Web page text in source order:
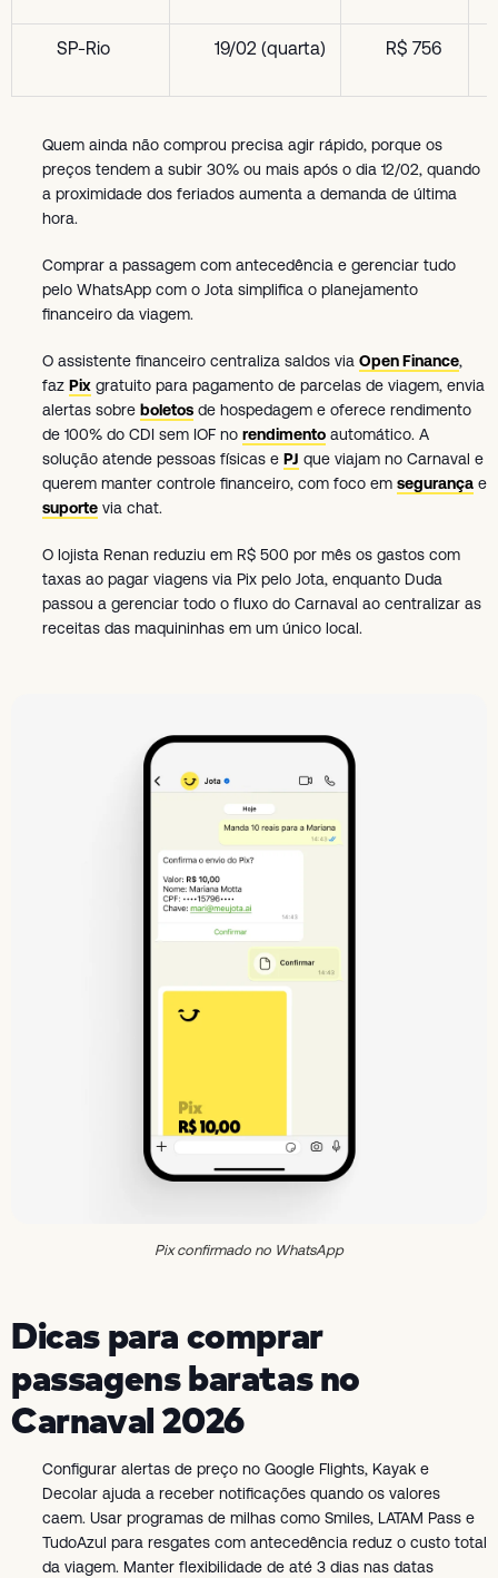
SP-Rio 19/02 (quarta) R$ 756
Quem ainda não comprou precisa agir rápido, porque os
preços tendem a subir 30% ou mais após o dia 12/02, quando
a proximidade dos feriados aumenta a demanda de última
hora.
Comprar a passagem com antecedência e gerenciar tudo
pelo WhatsApp com o Jota simplifica o planejamento
financeiro da viagem.
O assistente financeiro centraliza saldos via Open Finance,
faz Pix gratuito para pagamento de parcelas de viagem, envia
alertas sobre boletos de hospedagem e oferece rendimento
de 100% do CDI sem IOF no rendimento automático. A
solução atende pessoas físicas e PJ que viajam no Carnaval e
querem manter controle financeiro, com foco em segurança e
suporte via chat.
O lojista Renan reduziu em R$ 500 por mês os gastos com
taxas ao pagar viagens via Pix pelo Jota, enquanto Duda
passou a gerenciar todo o fluxo do Carnaval ao centralizar as
receitas das maquininhas em um único local.
Pix confirmado no WhatsApp
Dicas para comprar
passagens baratas no
Carnaval 2026
Configurar alertas de preço no Google Flights, Kayak e
Decolar ajuda a receber notificações quando os valores
caem. Usar programas de milhas como Smiles, LATAM Pass e
TudoAzul para resgates com antecedência reduz o custo total
da viagem. Manter flexibilidade de até 3 dias nas datas